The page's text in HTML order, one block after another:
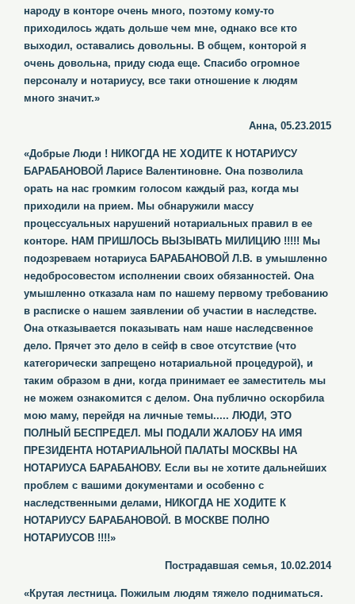
народу в конторе очень много, поэтому кому-то
приходилось ждать дольше чем мне, однако все кто
выходил, оставались довольны. В общем, конторой я
очень довольна, приду сюда еще. Спасибо огромное
персоналу и нотариусу, все таки отношение к людям
много значит.»
Анна, 05.23.2015
«Добрые Люди ! НИКОГДА НЕ ХОДИТЕ К НОТАРИУСУ
БАРАБАНОВОЙ Ларисе Валентиновне. Она позволила
орать на нас громким голосом каждый раз, когда мы
приходили на прием. Мы обнаружили массу
процессуальных нарушений нотариальных правил в ее
конторе. НАМ ПРИШЛОСЬ ВЫЗЫВАТЬ МИЛИЦИЮ !!!!! Мы
подозреваем нотариуса БАРАБАНОВОЙ Л.В. в умышленно
недобросовестом исполнении своих обязанностей. Она
умышленно отказала нам по нашему первому требованию
в расписке о нашем заявлении об участии в наследстве.
Она отказывается показывать нам наше наследсвенное
дело. Прячет это дело в сейф в свое отсутствие (что
категорически запрещено нотариальной процедурой), и
таким образом в дни, когда принимает ее заместитель мы
не можем ознакомится с делом. Она публично оскорбила
мою маму, перейдя на личные темы..... ЛЮДИ, ЭТО
ПОЛНЫЙ БЕСПРЕДЕЛ. МЫ ПОДАЛИ ЖАЛОБУ НА ИМЯ
ПРЕЗИДЕНТА НОТАРИАЛЬНОЙ ПАЛАТЫ МОСКВЫ НА
НОТАРИУСА БАРАБАНОВУ. Если вы не хотите дальнейших
проблем с вашими документами и особенно с
наследственными делами, НИКОГДА НЕ ХОДИТЕ К
НОТАРИУСУ БАРАБАНОВОЙ. В МОСКВЕ ПОЛНО
НОТАРИУСОВ !!!!»
Пострадавшая семья, 10.02.2014
«Крутая лестница. Пожилым людям тяжело подниматься.